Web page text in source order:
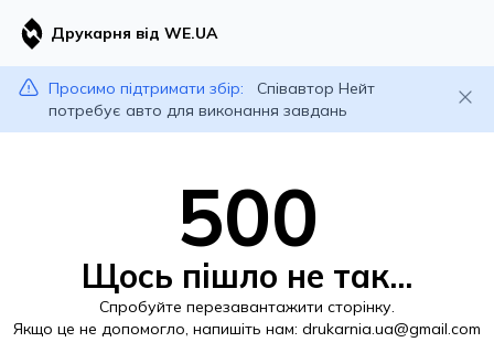
Друкарня від WE.UA
Просимо підтримати збір:
Співавтор Нейт
потребує авто для виконання завдань
500
Щось пішло не так...
Спробуйте перезавантажити сторінку.
Якщо це не допомогло, напишіть нам: drukarnia.ua@gmail.com